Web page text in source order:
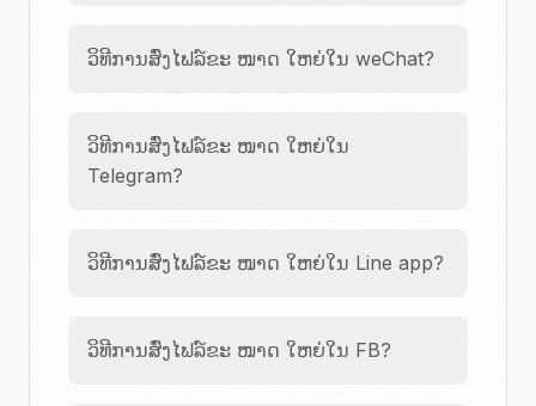
ວິທີການສົ່ງໄຟລ໌ຂະ ໜາດ ໃຫຍ່ໃນ weChat?
ວິທີການສົ່ງໄຟລ໌ຂະ ໜາດ ໃຫຍ່ໃນ
Telegram?
ວິທີການສົ່ງໄຟລ໌ຂະ ໜາດ ໃຫຍ່ໃນ Line app?
ວິທີການສົ່ງໄຟລ໌ຂະ ໜາດ ໃຫຍ່ໃນ FB?